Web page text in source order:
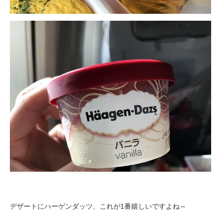
デザートにハーゲンダッツ、これが1番嬉しいですよね～